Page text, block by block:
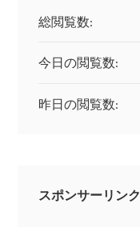
総閲覧数:
今日の閲覧数:
昨日の閲覧数:
スポンサーリンク